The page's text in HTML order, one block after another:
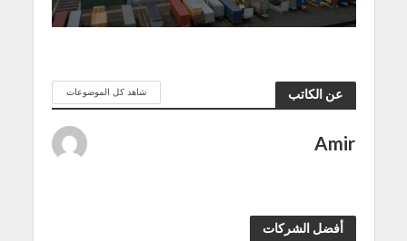
عن الكاتب شاهد كل الموضوعات
Amir
أفضل الشركات